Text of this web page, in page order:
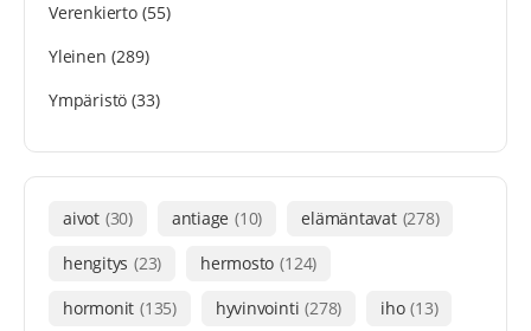
Verenkierto(55)
Yleinen (289)
Ympäristö (33)
aivot (30) antiage (10) elämäntavat (278)
hengitys (23) hermosto (124)
hormonit (135) hyvinvointi (278) iho (13)